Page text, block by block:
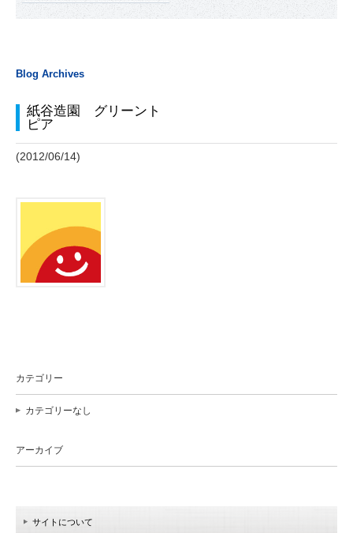
Blog Archives
紙谷造園 グリーント
ピア
(2012/06/14)
カテゴリー
カテゴリーなし
アーカイブ
サイトについて